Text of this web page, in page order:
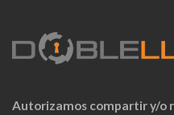
Autorizamos compartir y/o